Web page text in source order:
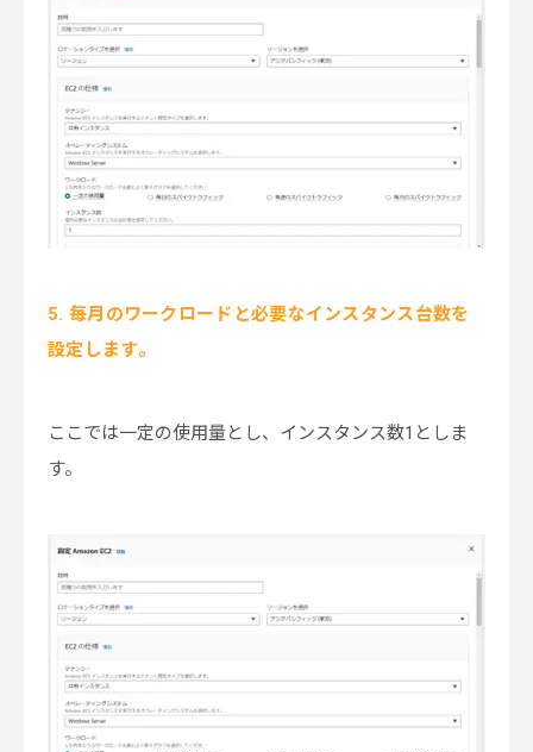
5. 毎月のワークロードと必要なインスタンス台数を
設定します。
ここでは一定の使用量とし、インスタンス数1としま
す。